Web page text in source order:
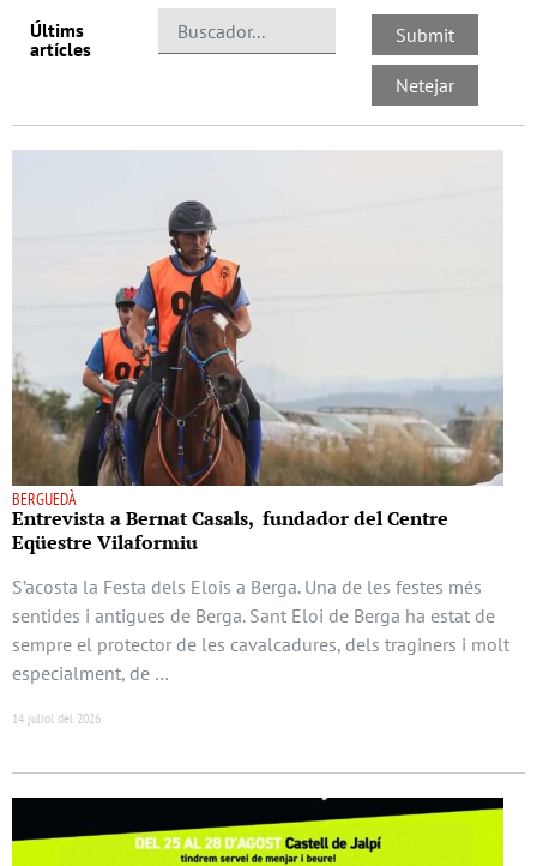
Últims
artícles
BERGUEDÀ
Entrevista a Bernat Casals, fundador del Centre
Eqüestre Vilaformiu
S’acosta la Festa dels Elois a Berga. Una de les festes més
sentides i antigues de Berga. Sant Eloi de Berga ha estat de
sempre el protector de les cavalcadures, dels traginers i molt
especialment, de …
14 juliol del 2026